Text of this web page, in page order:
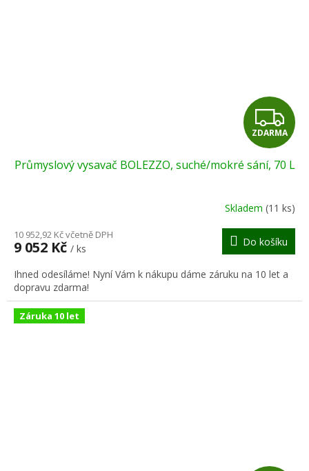
Z
D
A
R
M
A
ZDARMA
Průmyslový vysavač BOLEZZO, suché/mokré sání, 70 L
Skladem (11 ks)
10 952,92 Kč včetně DPH
9 052 Kč / ks
Do košíku
Ihned odesíláme! Nyní Vám k nákupu dáme záruku na 10 let a
dopravu zdarma!
Záruka 10 let